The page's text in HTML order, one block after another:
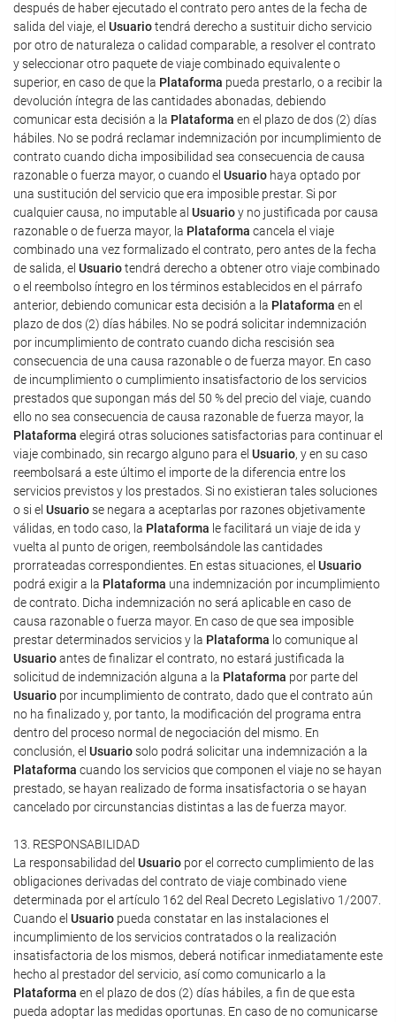
después de haber ejecutado el contrato pero antes de la fecha de
salida del viaje, el Usuariotendrá derecho a sustituir dicho servicio
por otro de naturaleza o calidad comparable, a resolver el contrato
y seleccionar otro paquete de viaje combinado equivalente o
superior, en caso de que la Plataforma pueda prestarlo, o a recibir la
devolución íntegra de las cantidades abonadas, debiendo
comunicar esta decisión a la Plataforma en el plazo de dos (2) días
hábiles. No se podrá reclamar indemnización por incumplimiento de
contrato cuando dicha imposibilidad sea consecuencia de causa
razonable o fuerza mayor, o cuando el Usuario haya optado por
una sustitución del servicio que era imposible prestar. Si por
cualquier causa, no imputable al Usuarioy no justificada por causa
razonable o de fuerza mayor, la Plataforma cancela el viaje
combinado una vez formalizado el contrato, pero antes de la fecha
de salida, el Usuariotendrá derecho a obtener otro viaje combinado
o el reembolso íntegro en los términos establecidos en el párrafo
anterior, debiendo comunicar esta decisión a la Plataforma en el
plazo de dos (2) días hábiles. No se podrá solicitar indemnización
por incumplimiento de contrato cuando dicha rescisión sea
consecuencia de una causa razonable o de fuerza mayor. En caso
de incumplimiento o cumplimiento insatisfactorio de los servicios
prestados que supongan más del 50 % del precio del viaje, cuando
ello no sea consecuencia de causa razonable de fuerza mayor, la
Plataforma elegirá otras soluciones satisfactorias para continuar el
viaje combinado, sin recargo alguno para el Usuario, y en su caso
reembolsará a este último el importe de la diferencia entre los
servicios previstos y los prestados. Si no existieran tales soluciones
o si el Usuariose negara a aceptarlas por razones objetivamente
válidas, en todo caso, la Plataforma le facilitará un viaje de ida y
vuelta al punto de origen, reembolsándole las cantidades
prorrateadas correspondientes. En estas situaciones, el Usuario
podrá exigir a la Plataforma una indemnización por incumplimiento
de contrato. Dicha indemnización no será aplicable en caso de
causa razonable o fuerza mayor. En caso de que sea imposible
prestar determinados servicios y la Plataforma lo comunique al
Usuarioantes de finalizar el contrato, no estará justificada la
solicitud de indemnización alguna a la Plataforma por parte del
Usuario por incumplimiento de contrato, dado que el contrato aún
no ha finalizado y, por tanto, la modificación del programa entra
dentro del proceso normal de negociación del mismo. En
conclusión, el Usuariosolo podrá solicitar una indemnización a la
Plataforma cuando los servicios que componen el viaje no se hayan
prestado, se hayan realizado de forma insatisfactoria o se hayan
cancelado por circunstancias distintas a las de fuerza mayor.
13. RESPONSABILIDAD
La responsabilidad del Usuario por el correcto cumplimiento de las
obligaciones derivadas del contrato de viaje combinado viene
determinada por el artículo 162 del Real Decreto Legislativo 1/2007.
Cuando el Usuario pueda constatar en las instalaciones el
incumplimiento de los servicios contratados o la realización
insatisfactoria de los mismos, deberá notificar inmediatamente este
hecho al prestador del servicio, así como comunicarlo a la
Plataforma en el plazo de dos (2) días hábiles, a fin de que esta
pueda adoptar las medidas oportunas. En caso de no comunicarse